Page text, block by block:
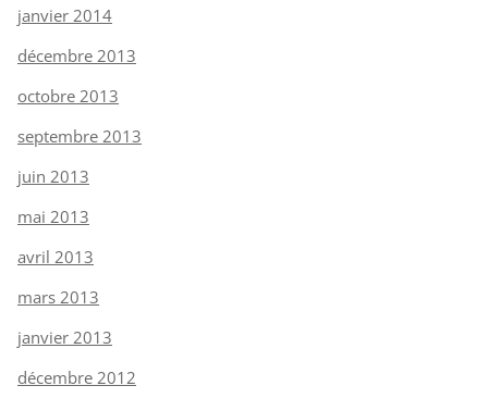
janvier 2014
décembre 2013
octobre 2013
septembre 2013
juin 2013
mai 2013
avril 2013
mars 2013
janvier 2013
décembre 2012